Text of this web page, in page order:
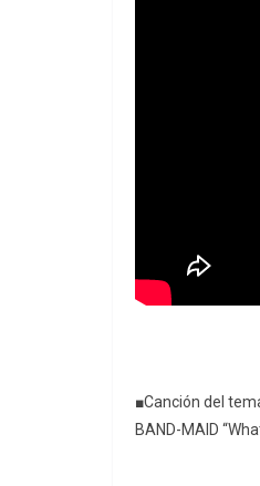
■Canción del
BAND-MAID